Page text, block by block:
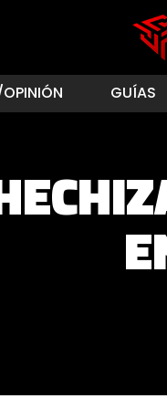
GUÍAS